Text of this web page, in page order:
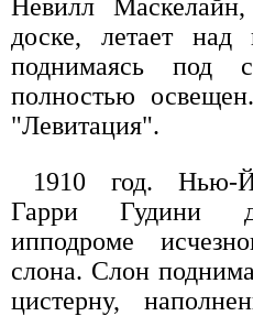
Невилл
доске, летает над
поднимаясь под
полностью
"Левитация".
1910 год. Нью-
Гарри Гудини
ипподроме
слона. Слон
цистерну,